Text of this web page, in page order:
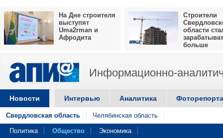
На Дне строителя
выступят
Uma2rman и
Афродита
Строители
области
больше
Информационно-
Новости Интервью Аналитика
Свердловская область Челябинская область
Политика Общество Экономика